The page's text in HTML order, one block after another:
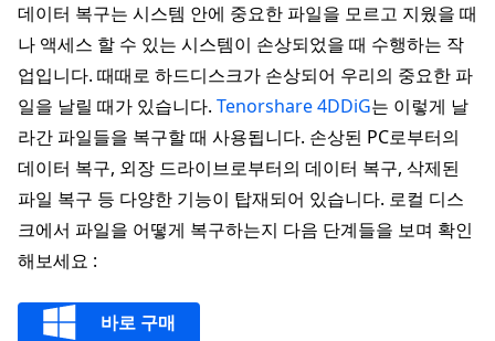
데이터 복구는 시스템 안에 중요한 파일을 모르고 지웠을 때
나 액세스 할 수 있는 시스템이 손상되었을 때 수행하는 작
업입니다. 때때로 하드디스크가 손상되어 우리의 중요한 파
일을 날릴 때가 있습니다. Tenorshare 4DDiG는 이렇게 날
라간 파일들을 복구할 때 사용됩니다. 손상된 PC로부터의
데이터 복구, 외장 드라이브로부터의 데이터 복구, 삭제된
파일 복구 등 다양한 기능이 탑재되어 있습니다. 로컬 디스
크에서 파일을 어떻게 복구하는지 다음 단계들을 보며 확인
해보세요 :
바로 구매